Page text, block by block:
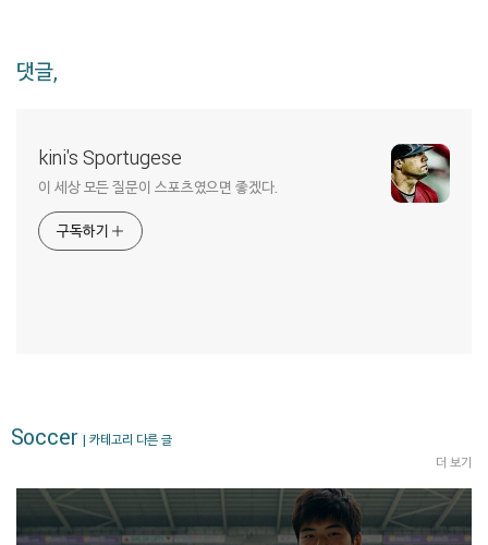
댓글,
kini's Sportugese
이 세상 모든 질문이 스포츠였으면 좋겠다.
구독하기
Soccer | 카테고리 다른 글
더 보기